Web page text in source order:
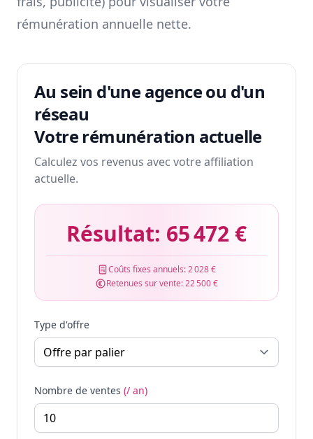
rémunération annuelle nette.
Au sein d'une agence ou d'un
réseau
Votre rémunération actuelle
Calculez vos revenus avec votre affiliation
actuelle.
Résultat: 65 472 €
Coûts fixes annuels:2 028 €
Retenues sur vente:22 500 €
Type d'offre
Nombre de ventes (/ an)